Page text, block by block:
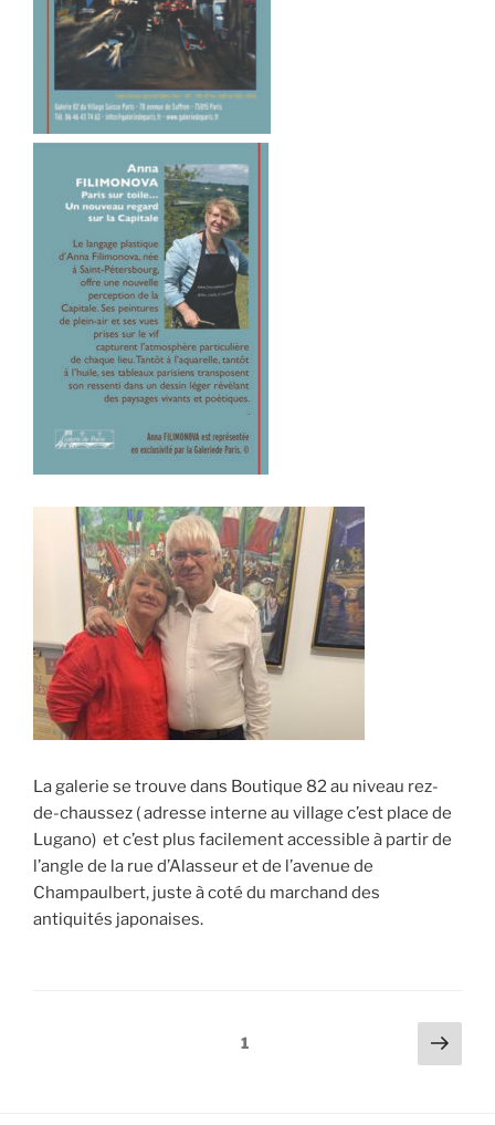
La galerie se trouve dans Boutique 82 au niveau rez-
de-chaussez ( adresse interne au village c’est place de
Lugano) et c’est plus facilement accessible à partir de
l’angle de la rue d’Alasseur et de l’avenue de
Champaulbert, juste à coté du marchand des
antiquités japonaises.
Page1
Page